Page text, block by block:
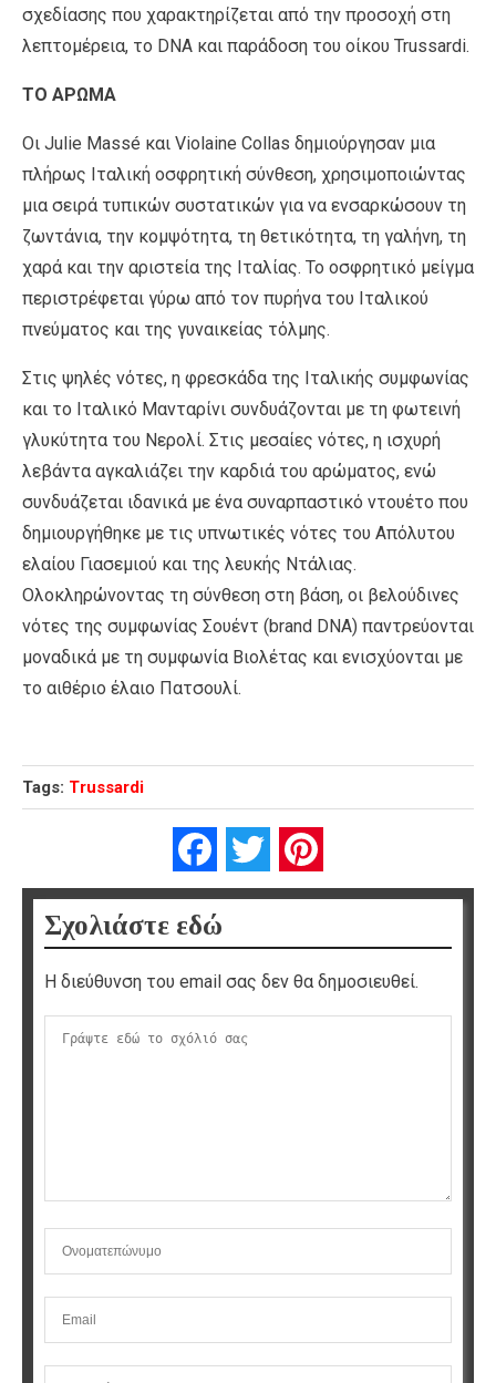
σχεδίασης που χαρακτηρίζεται από την προσοχή στη
λεπτομέρεια, το DNA και παράδοση του οίκου Trussardi.
ΤΟ ΑΡΩΜΑ
Οι Julie Massé και Violaine Collas δημιούργησαν μια
πλήρως Ιταλική οσφρητική σύνθεση, χρησιμοποιώντας
μια σειρά τυπικών συστατικών για να ενσαρκώσουν τη
ζωντάνια, την κομψότητα, τη θετικότητα, τη γαλήνη, τη
χαρά και την αριστεία της Ιταλίας. Το οσφρητικό μείγμα
περιστρέφεται γύρω από τον πυρήνα του Ιταλικού
πνεύματος και της γυναικείας τόλμης.
Στις ψηλές νότες, η φρεσκάδα της Ιταλικής συμφωνίας
και το Ιταλικό Μανταρίνι συνδυάζονται με τη φωτεινή
γλυκύτητα του Νερολί. Στις μεσαίες νότες, η ισχυρή
λεβάντα αγκαλιάζει την καρδιά του αρώματος, ενώ
συνδυάζεται ιδανικά με ένα συναρπαστικό ντουέτο που
δημιουργήθηκε με τις υπνωτικές νότες του Απόλυτου
ελαίου Γιασεμιού και της λευκής Ντάλιας.
Ολοκληρώνοντας τη σύνθεση στη βάση, οι βελούδινες
νότες της συμφωνίας Σουέντ (brand DNA) παντρεύονται
μοναδικά με τη συμφωνία Βιολέτας και ενισχύονται με
το αιθέριο έλαιο Πατσουλί.
Tags: Trussardi
FacebookTwitter
Σχολιάστε εδώ
Η διεύθυνση του email σας δεν θα δημοσιευθεί.